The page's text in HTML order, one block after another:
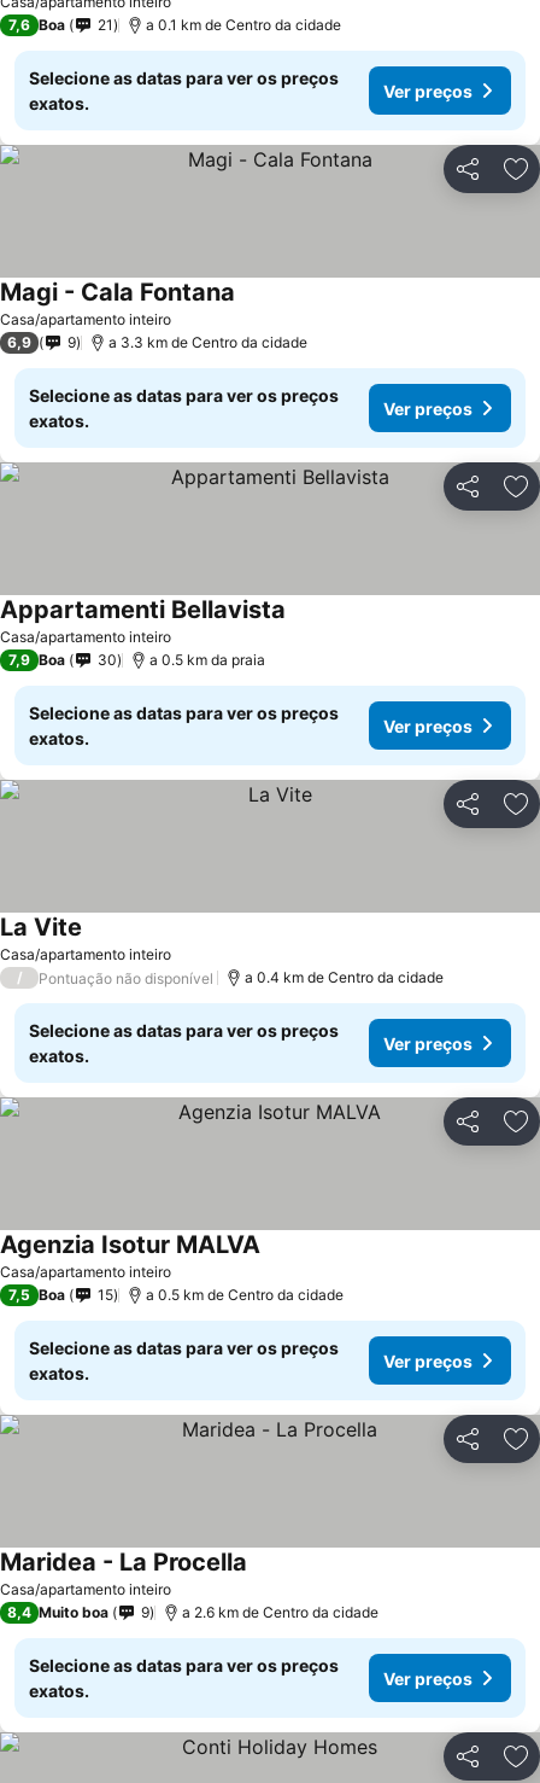
7,6 Boa 21 a 0.1 km de Centro da cidade
Selecione as datas para ver os preços
exatos.
Ver preços
Partilhar
Casa/apartamento inteiro
Magi - Cala Fontana
6,9 9 a 3.3 km de Centro da cidade
Selecione as datas para ver os preços
exatos.
Ver preços
Partilhar
Casa/apartamento inteiro
Appartamenti Bellavista
7,9 Boa 30 a 0.5 km da praia
Selecione as datas para ver os preços
exatos.
Ver preços
Partilhar
Casa/apartamento inteiro
La Vite
/ Pontuação não disponível a 0.4 km de Centro da cidade
Selecione as datas para ver os preços
exatos.
Ver preços
Partilhar
Casa/apartamento inteiro
Agenzia Isotur MALVA
7,5 Boa 15 a 0.5 km de Centro da cidade
Selecione as datas para ver os preços
exatos.
Ver preços
Partilhar
Casa/apartamento inteiro
Maridea - La Procella
8,4 Muito boa 9 a 2.6 km de Centro da cidade
Selecione as datas para ver os preços
exatos.
Ver preços
Partilhar